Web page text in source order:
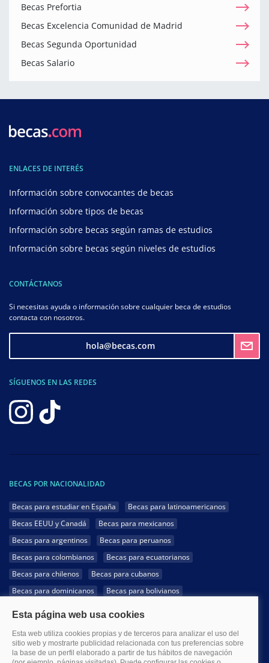
Becas Prefortia
Becas Excelencia Comunidad de Madrid
Becas Segunda Oportunidad
Becas Salario
ENLACES DE INTERÉS
Información sobre convocantes de becas
Información sobre tipos de becas
Información sobre becas según ramas de estudios
Información sobre becas según niveles de estudios
CONTÁCTANOS
Si necesitas ayuda o información sobre cualquier beca de estudios
contacta con nosotros.
hola@becas.com
SÍGUENOS EN LAS REDES
BECAS POR NACIONALIDAD
Becas para estudiar en España
Becas para latinoamericanos
Becas EEUU y Canadá
Becas para mexicanos
Becas para argentinos
Becas para peruanos
Becas para colombianos
Becas para ecuatorianos
Becas para chilenos
Becas para cubanos
Becas para dominicanos
Becas para bolivianos
Becas para hondureños
Becas para paraguayos
Becas para uruguayos
Becas para salvadoreños